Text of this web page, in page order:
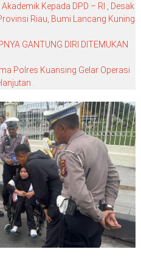
Kepada DPD – RI , Desak
Riau, Bumi Lancang Kuning
GANTUNG DIRI DITEMUKAN
Polres Kuansing Gelar Operasi
.